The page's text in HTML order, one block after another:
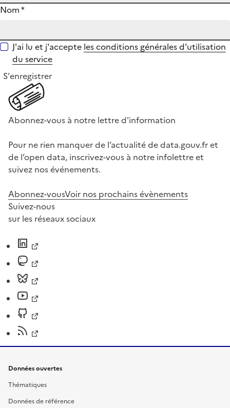
Nom*
J'ai lu et j'accepte les conditions générales d'utilisation
du service
S'enregistrer
Abonnez-vous à notre lettre d'information
Pour ne rien manquer de l’actualité de data.gouv.fr et
de l’open data, inscrivez-vous à notre infolettre et
suivez nos événements.
Abonnez-vousVoir nos prochains évènements
Suivez-nous
sur les réseaux sociaux
Données ouvertes
Thématiques
Données de référence